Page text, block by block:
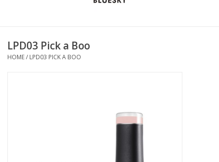
Base & Top
LPD03 Pick a Boo
HOME/ LPD03 PICK A BOO